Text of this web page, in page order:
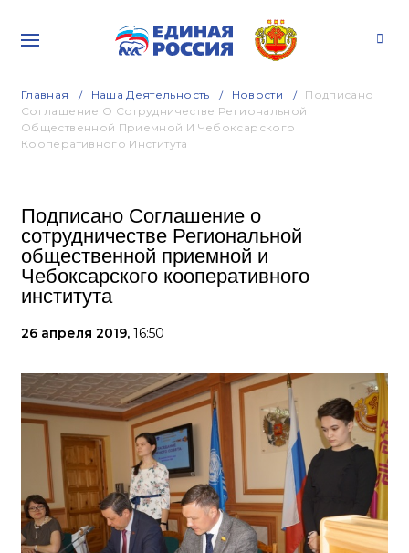
Главная Наша Деятельность Новости
Подписано
Соглашение О Сотрудничестве Региональной
Общественной Приемной И Чебоксарского
Кооперативного Института
Подписано Соглашение о
сотрудничестве Региональной
общественной приемной и
Чебоксарского кооперативного
института
26 апреля 2019, 16:50